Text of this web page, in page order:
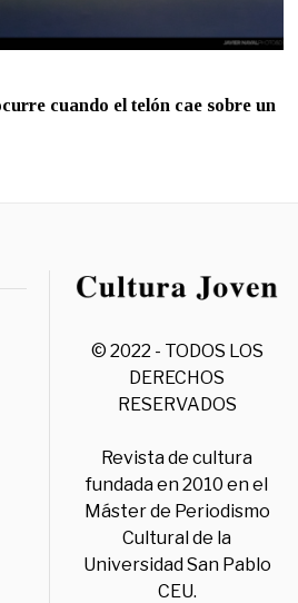
cuando el telón cae sobre un
© 2022 - TODOS LOS
DERECHOS
RESERVADOS
Revista de cultura
fundada en 2010 en el
Máster de Periodismo
Cultural de la
Universidad San Pablo
CEU.